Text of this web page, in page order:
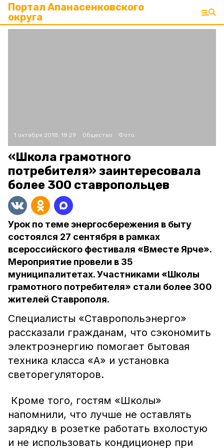
Портал Апанасенковского
округа
1 октября 2018, 18:29 Общество Фото:
«Школа грамотного
потребителя» заинтересовала
более 300 ставропольцев
Урок по теме энергосбережения в быту
состоялся 27 сентября в рамках
всероссийского фестиваля «Вместе Ярче».
Мероприятие провели в 35
муниципалитетах. Участниками «Школы
грамотного потребителя» стали более 300
жителей Ставрополя.
Специалисты «Ставропольэнерго»
рассказали гражданам, что сэкономить
электроэнергию помогает бытовая
техника класса «А» и установка
светорегуляторов.
Кроме того, гостям «Школы»
напомнили, что лучше не оставлять
зарядку в розетке работать вхолостую
и не использовать кондиционер при